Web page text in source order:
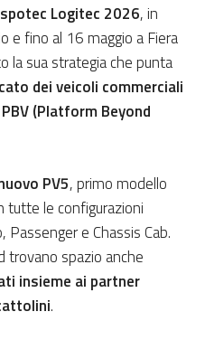
Logitec 2026, in
e fino al 16 maggio a Fiera
la sua strategia che punta
dei veicoli commerciali
PBV (Platform Beyond
PV5, primo modello
tutte le configurazioni
e Chassis Cab.
trovano spazio anche
insieme ai partner
.